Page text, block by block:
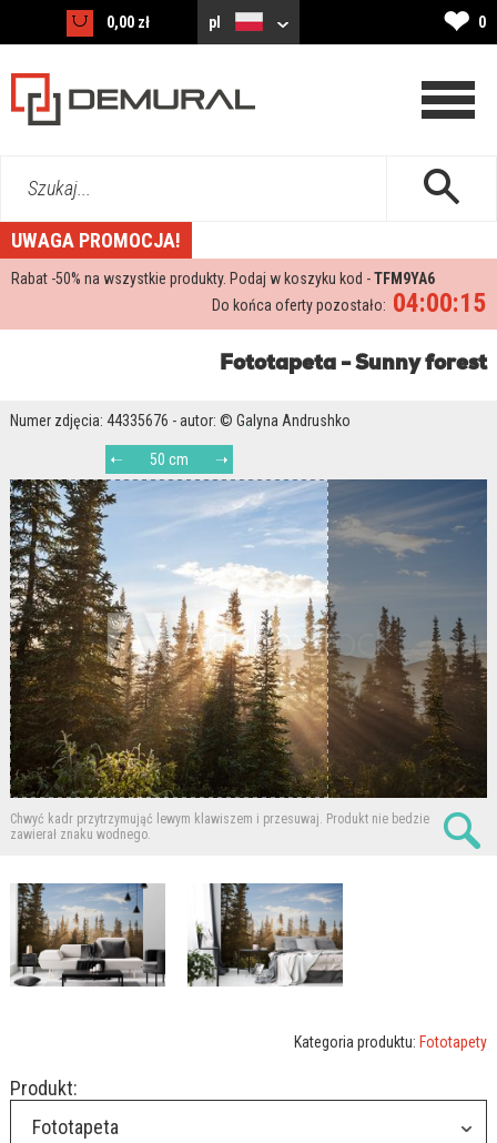
0,00 zł pl ❤ 0
Szukaj...
UWAGA PROMOCJA!
Rabat -50% na wszystkie produkty. Podaj w koszyku kod -TFM9YA6
04:00:15
Do końca oferty pozostało:
Fototapeta - Sunny forest
Numer zdjęcia: 44335676 - autor: © Galyna Andrushko
50 cm
Chwyć kadr przytrzymująć lewym klawiszem i przesuwaj. Produkt nie bedzie
zawierał znaku wodnego.
Kategoria produktu: Fototapety
Produkt:
Fototapeta